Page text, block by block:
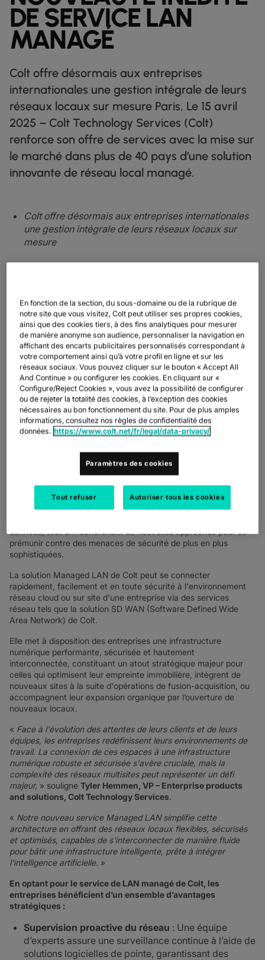
DÉCOUVRIR
map CARTE DU RÉSEAU
handshake NOS PARTENAIRES
account_balance MARCHÉS FINANCIERS
shopping_cart WHOLESALE ET HYPERSCALEURS
NOS CLIENTS DIGITAUX
shoppingmode COMMERCE DE DÉTAIL
monitor MARCHÉS DES CAPITAUX
3p VENTE EN GROS
PAR SECTEUR D'ACTIVITÉ
factory L'INDUSTRIE MANUFACTURIÈRE
pill L'INDUSTRIE PHARMACEUTIQUE
shoppingmode COMMERCE DE DÉTAIL
castle L'INDUSTRIE DE DÉFENSE
TRANSIT IP
ETHERNET
NETWORK AS A SERVICE
RÉSEAU ÉTENDU
VPN IP
SOLUTIONS CPE
SD WAN + SASE
TOUS LES SERVICES RÉSEAU
docs FICHES TECHNIQUES
podcasts LETTRES D'INFORMATION
network_check ÉTAT DU RÉSEAU
DE SERVICE LAN
MANAGÉ
Colt offre désormais aux entreprises
internationales une gestion intégrale de leurs
réseaux locaux sur mesure Paris, Le 15 avril
2025 – Colt Technology Services (Colt)
renforce son offre de services avec la mise sur
le marché dans plus de 40 pays d’une solution
innovante de réseau local managé.
Colt offre désormais aux entreprises internationales
une gestion intégrale de leurs réseaux locaux sur
mesure
managé.
Cette nouvelle solution est idéale pour les entreprises qui
souhaitent bénéficier des avantages d'un réseau local en
termes de performance, de sécurité et de rentabilité, sans avoir
à en assurer la gestion complexe et coûteuse.
Colt Managed LAN service associe une infrastructure
numérique puissante à une expérience de service simplifiée et
sans effort.
Les entreprises et les organisations choisissent de plus en plus
les réseaux locaux pour un partage rapide, efficace et sécurisé
bâtiments de bureaux distants, des administrations locales, des
sites de production ou industriels, des hôpitaux ou des
Cette tendance tend à s’accélérer Cette tendance se renforce à
mesure que de plus en plus d’entreprises intègrent l’intelligence
données, tout en recherchant de nouvelles approches pour se
prémunir contre des menaces de sécurité de plus en plus
sophistiquées.
La solution Managed LAN de Colt peut se connecter
rapidement, facilement et en toute sécurité à l'environnement
réseau cloud ou sur site d'une entreprise via des services
réseau tels que la solution SD WAN (Software Defined Wide
Area Network) de Colt.
Elle met à disposition des entreprises une infrastructure
numérique performante, sécurisée et hautement
interconnectée, constituant un atout stratégique majeur pour
celles qui optimisent leur empreinte immobilière, intègrent de
nouveaux sites à la suite d'opérations de fusion-acquisition, ou
accompagnent leur expansion organique par l’ouverture de
nouveaux locaux.
« Face à l'évolution des attentes de leurs clients et de leurs
équipes, les entreprises redéfinissent leurs environnements de
travail. La connexion de ces espaces à une infrastructure
numérique robuste et sécurisée s'avère cruciale, mais la
complexité des réseaux multisites peut représenter un défi
majeur, » souligne Tyler Hemmen, VP – Enterprise products
and solutions, Colt Technology Services.
« Notre nouveau service Managed LAN simplifie cette
architecture en offrant des réseaux locaux flexibles, sécurisés
et optimisés, capables de s'interconnecter de manière fluide
pour bâtir une infrastructure intelligente, prête à intégrer
l'intelligence artificielle. »
En optant pour le service de LAN managé de Colt, les
entreprises bénéficient d’un ensemble d’avantages
stratégiques :
Supervision proactive du réseau : Une équipe
d’experts assure une surveillance continue à l’aide de
solutions logicielles de pointe, garantissant des
En fonction de la section, du sous-domaine ou de la rubrique de
notre site que vous visitez, Colt peut utiliser ses propres cookies,
ainsi que des cookies tiers, à des fins analytiques pour mesurer
de manière anonyme son audience, personnaliser la navigation en
affichant des encarts publicitaires personnalisés correspondant à
votre comportement ainsi qu’à votre profil en ligne et sur les
réseaux sociaux. Vous pouvez cliquer sur le bouton « Accept All
And Continue » ou configurer les cookies. En cliquant sur «
Configure/Reject Cookies », vous avez la possibilité de configurer
ou de rejeter la totalité des cookies, à l’exception des cookies
nécessaires au bon fonctionnement du site. Pour de plus amples
informations, consultez nos règles de confidentialité des
données. https://www.colt.net/fr/legal/data-privacy/
Paramètres des cookies
Tout refuser Autoriser tous les cookies